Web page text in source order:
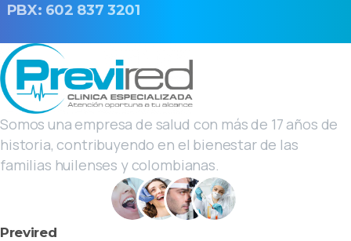
PBX: 602 837 3201
Somos una empresa de salud con más de 17 años de
historia, contribuyendo en el bienestar de las
familias huilenses y colombianas.
Previred